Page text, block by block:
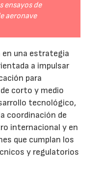
ensayos de
aeronave
en una estrategia
a impulsar
para
corto y medio
tecnológico,
coordinación de
internacional y en
que cumplan los
y regulatorios